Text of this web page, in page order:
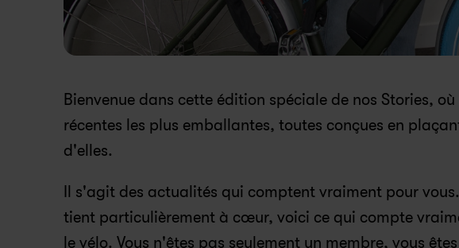
Bienvenue dans cette édition spéciale de nos Stories,
récentes les plus emballantes, toutes conçues en
d'elles.
Il s'agit des actualités qui comptent vraiment pour
tient particulièrement à cœur, voici ce qui compte
le vélo. Vous n'êtes pas seulement un membre, vous